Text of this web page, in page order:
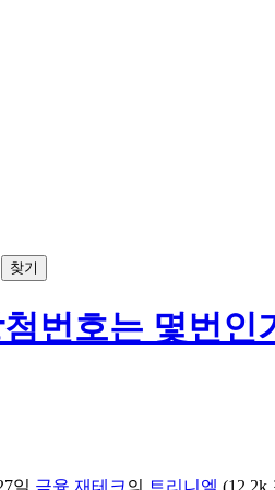
번호는 몇번인
일 금융,재테크 의 트리니엘 (12.2k